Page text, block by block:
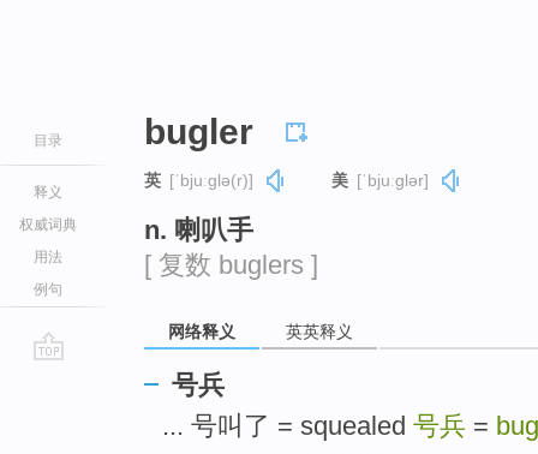
目录
释义
权威词典
用法
例句
bugler
英 [ˈbjuːɡlə(r)] 美 [ˈbjuːɡlər]
n. 喇叭手
[ 复数 buglers ]
网络释义 英英释义
号兵
... 号叫了 = squealed 号兵 =